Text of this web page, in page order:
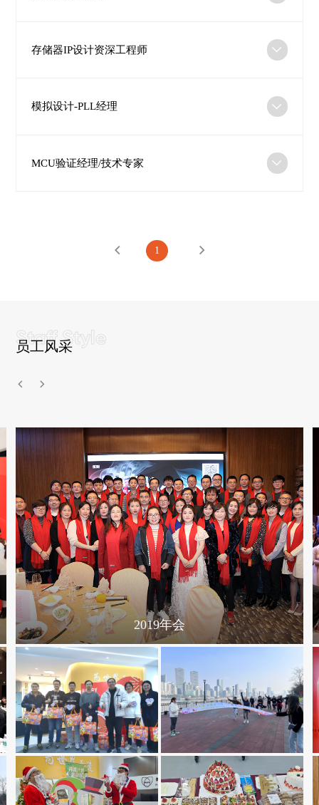
存储器IP设计资深工程师
模拟设计-PLL经理
MCU验证经理/技术专家
1
员工风采
2018年会